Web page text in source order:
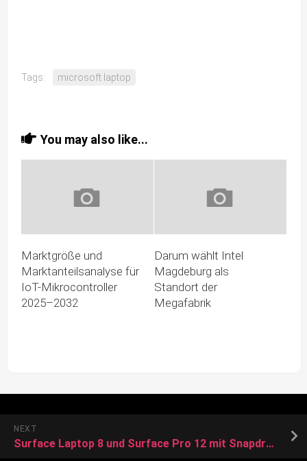
Tags: microsoft laptop
You may also like...
Marktgröße und
Marktanteilsanalyse für
IoT-Mikrocontroller
2025–2032
Darum wählt Intel
Magdeburg als
Standort der
Megafabrik
NEXT
Surface Laptop 8 und Surface Pro 12 mit Snapdragon X2 offiziell vorgestellt